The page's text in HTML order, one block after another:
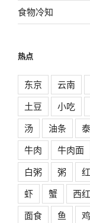
食物冷知
热点
东京 云南
土豆
小吃
汤
油条
牛肉
牛肉面
白粥
粥
虾
蟹 西
面食
鱼 鸡